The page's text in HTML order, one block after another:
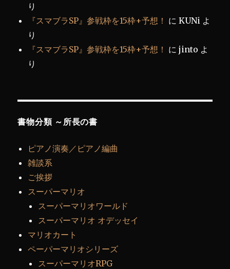
り
『スマブラSP』参戦枠を15枠+予想！ にKUNi よ
り
『スマブラSP』参戦枠を15枠+予想！ にjinto よ
り
書物分類 ～所長の書
ピアノ演奏／ピアノ編曲
雑談系
ご挨拶
スーパーマリオ
スーパーマリオワールド
スーパーマリオ オデッセイ
マリオカート
ペーパーマリオシリーズ
スーパーマリオRPG